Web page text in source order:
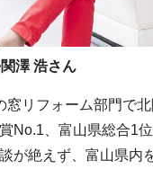
澤 浩さん
窓リフォーム部門で
No.1、富山県総合1
が絶えず、富山県内